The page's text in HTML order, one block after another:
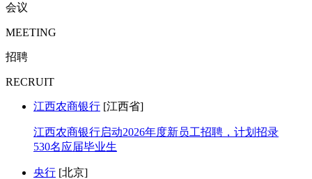
会议
MEETING
招聘
RECRUIT
江西农商银行 [江西省]
江西农商银行启动2026年度新员工招聘，计划招录
530名应届毕业生
央行 [北京]